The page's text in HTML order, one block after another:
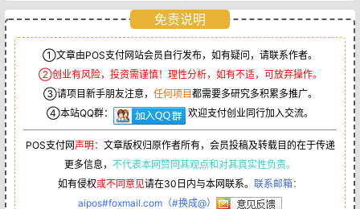
免责说明
①文章由POS支付网站会员自行发布，如有疑问，请联系作者。
②创业有风险，投资需谨慎！理性分析，如有不适，可放弃操作。
③请项目新手朋友注意， 任何项目都需要多研究多积累多推广。
④本站QQ群：
欢迎支付创业同行加入交流。
POS支付网声明： 文章版权归原作者所有，会员投稿及转载目的在于传递
更多信息， 不代表本网赞同其观点和对其真实性负责。
如有侵权或不同意见请在30日内与本网联系。 联系邮箱：
aipos#foxmail.com（#换成@）